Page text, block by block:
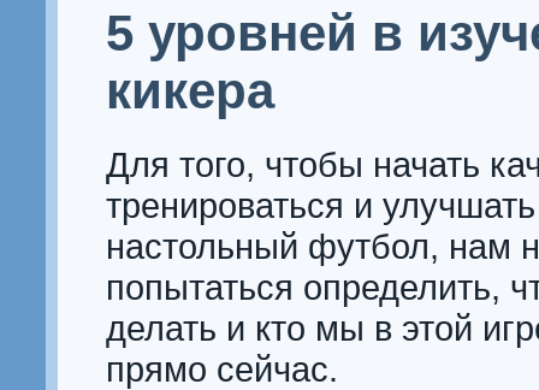
5 уровней в
кикера
Для того, чтобы начать
тренироваться и
настольный футбол, нам
попытаться определить,
делать и кто мы в этой
прямо сейчас.